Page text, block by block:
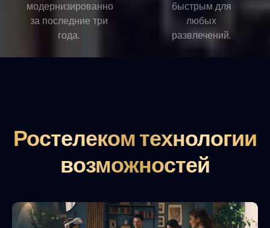
модернизированно
за последние три
года.
быстрым для
любых
развлечений.
Ростелеком технологии
возможностей